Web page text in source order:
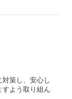
策し、安心し
よう取り組ん